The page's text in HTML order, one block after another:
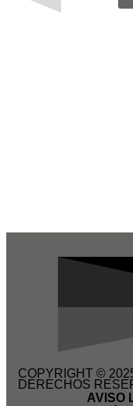
COPYRIGHT ©
DERECHOS
AVISO